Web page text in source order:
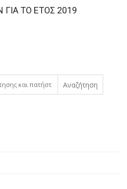
ΤΟ ΈΤΟΣ 2019